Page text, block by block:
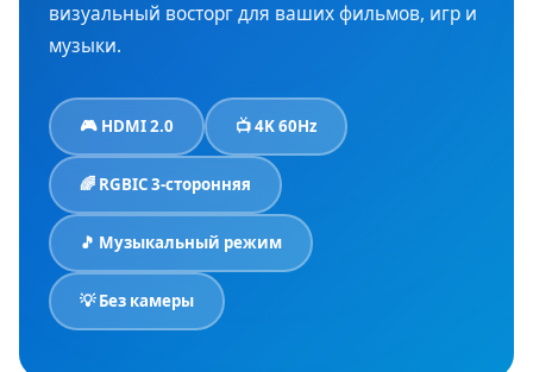
визуальный восторг для ваших фильмов, игр и
музыки.
🎮 HDMI 2.0 📺 4K 60Hz
🌈 RGBIC 3-сторонняя
🎵 Музыкальный режим
💡 Без камеры